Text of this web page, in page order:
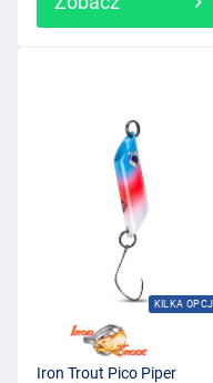
KILKA OPCJI
Iron Trout Pico Piper